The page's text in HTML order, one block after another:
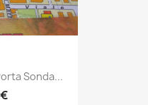
Sonda...